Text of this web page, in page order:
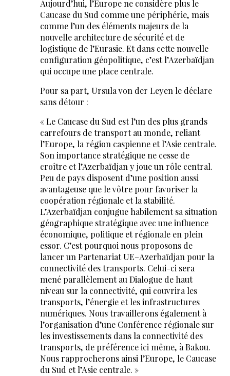
Aujourd’hui, l’Europe ne considère plus le
Caucase du Sud comme une périphérie, mais
comme l’un des éléments majeurs de la
nouvelle architecture de sécurité et de
logistique de l’Eurasie. Et dans cette nouvelle
configuration géopolitique, c’est l’Azerbaïdjan
qui occupe une place centrale.
Pour sa part, Ursula von der Leyen le déclare
sans détour :
« Le Caucase du Sud est l’un des plus grands
carrefours de transport au monde, reliant
l’Europe, la région caspienne et l’Asie centrale.
Son importance stratégique ne cesse de
croître et l’Azerbaïdjan y joue un rôle central.
Peu de pays disposent d’une position aussi
avantageuse que le vôtre pour favoriser la
coopération régionale et la stabilité.
L’Azerbaïdjan conjugue habilement sa situation
géographique stratégique avec une influence
économique, politique et régionale en plein
essor. C’est pourquoi nous proposons de
lancer un Partenariat UE–Azerbaïdjan pour la
connectivité des transports. Celui-ci sera
mené parallèlement au Dialogue de haut
niveau sur la connectivité, qui couvrira les
transports, l’énergie et les infrastructures
numériques. Nous travaillerons également à
l’organisation d’une Conférence régionale sur
les investissements dans la connectivité des
transports, de préférence ici même, à Bakou.
Nous rapprocherons ainsi l’Europe, le Caucase
du Sud et l’Asie centrale. »